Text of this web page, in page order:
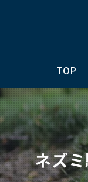
TOP
ネズ